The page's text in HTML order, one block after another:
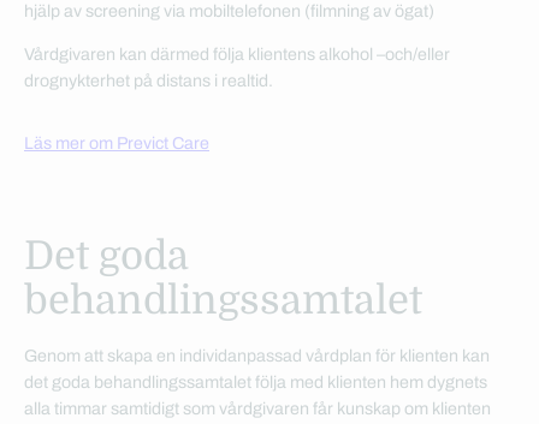
hjälp av screening via mobiltelefonen (filmning av ögat)
Vårdgivaren kan därmed följa klientens alkohol –och/eller
drognykterhet på distans i realtid.
Läs mer om Previct Care
Det goda
behandlingssamtalet
Genom att skapa en individanpassad vårdplan för klienten kan
det goda behandlingssamtalet följa med klienten hem dygnets
alla timmar samtidigt som vårdgivaren får kunskap om klienten